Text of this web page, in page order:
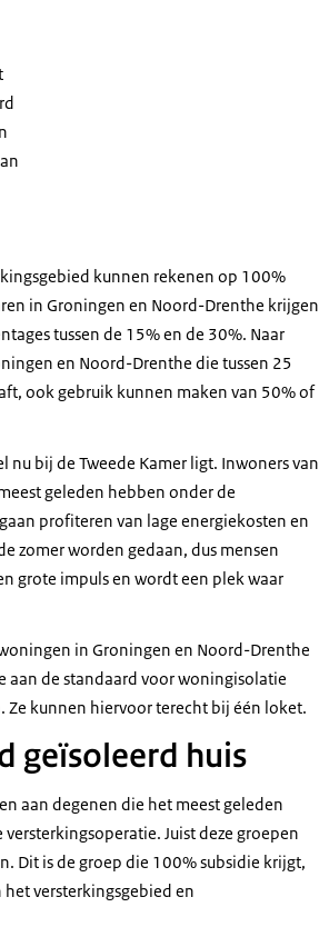
kunnen rekenen op 100%
in Groningen en Noord-Drenthe krijgen
tussen de 15% en de 30%. Naar
en Noord-Drenthe die tussen 25
ook gebruik kunnen maken van 50% of
nu bij de Tweede Kamer ligt. Inwoners van
geleden hebben onder de
profiteren van lage energiekosten en
zomer worden gedaan, dus mensen
grote impuls en wordt een plek waar
in Groningen en Noord-Drenthe
aan de standaard voor woningisolatie
kunnen hiervoor terecht bij één loket.
geïsoleerd huis
aan degenen die het meest geleden
Juist deze groepen
Dit is de groep die 100% subsidie krijgt,
versterkingsgebied en